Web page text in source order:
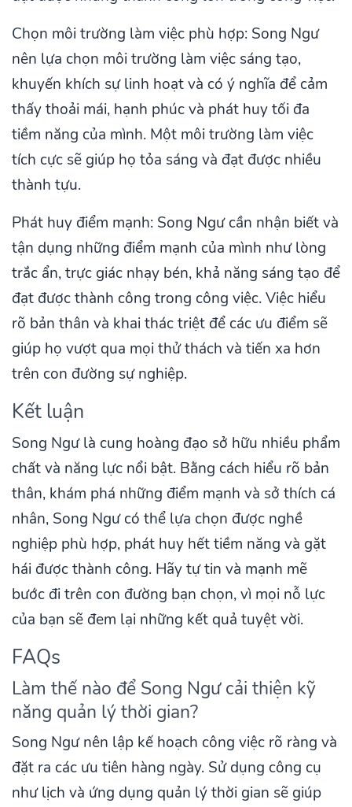
Chọn môi trường làm việc phù hợp: Song Ngư
nên lựa chọn môi trường làm việc sáng tạo,
khuyến khích sự linh hoạt và có ý nghĩa để cảm
thấy thoải mái, hạnh phúc và phát huy tối đa
tiềm năng của mình. Một môi trường làm việc
tích cực sẽ giúp họ tỏa sáng và đạt được nhiều
thành tựu.
Phát huy điểm mạnh: Song Ngư cần nhận biết và
tận dụng những điểm mạnh của mình như lòng
trắc ẩn, trực giác nhạy bén, khả năng sáng tạo để
đạt được thành công trong công việc. Việc hiểu
rõ bản thân và khai thác triệt để các ưu điểm sẽ
giúp họ vượt qua mọi thử thách và tiến xa hơn
trên con đường sự nghiệp.
Kết luận
Song Ngư là cung hoàng đạo sở hữu nhiều phẩm
chất và năng lực nổi bật. Bằng cách hiểu rõ bản
thân, khám phá những điểm mạnh và sở thích cá
nhân, Song Ngư có thể lựa chọn được nghề
nghiệp phù hợp, phát huy hết tiềm năng và gặt
hái được thành công. Hãy tự tin và mạnh mẽ
bước đi trên con đường bạn chọn, vì mọi nỗ lực
của bạn sẽ đem lại những kết quả tuyệt vời.
FAQs
Làm thế nào để Song Ngư cải thiện kỹ
năng quản lý thời gian?
Song Ngư nên lập kế hoạch công việc rõ ràng và
đặt ra các ưu tiên hàng ngày. Sử dụng công cụ
như lịch và ứng dụng quản lý thời gian sẽ giúp